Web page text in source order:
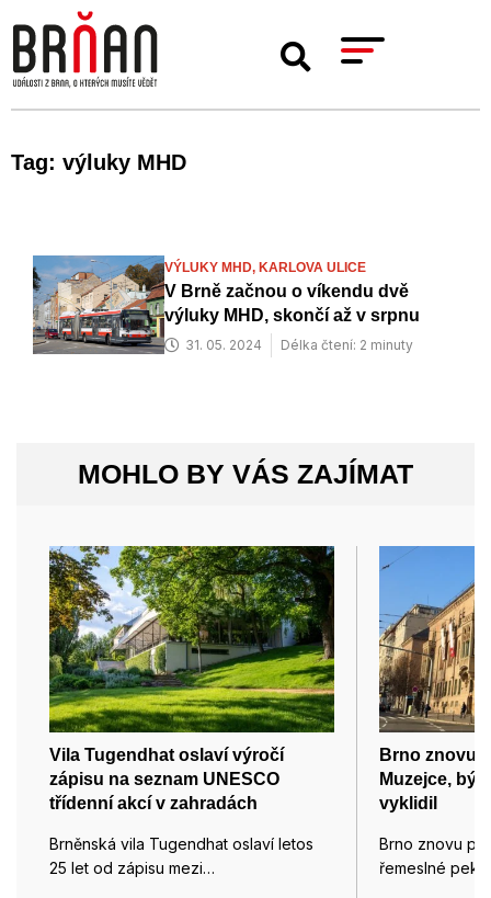
Tag: výluky MHD
VÝLUKY MHD, KARLOVA ULICE
V Brně začnou o víkendu dvě
výluky MHD, skončí až v srpnu
31. 05. 2024 Délka čtení: 2 minuty
MOHLO BY VÁS ZAJÍMAT
Vila Tugendhat oslaví výročí
zápisu na seznam UNESCO
třídenní akcí v zahradách
Brněnská vila Tugendhat oslaví letos
25 let od zápisu mezi…
Brno znovu
Muzejce,
vyklidil
Brno znovu
řemeslné